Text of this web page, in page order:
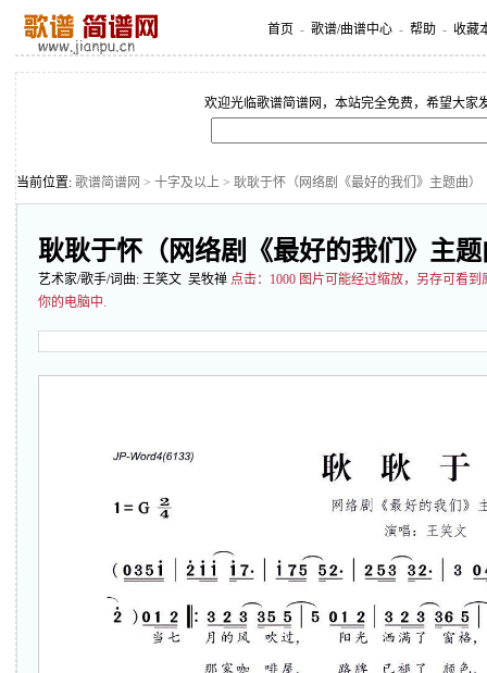
首页 - 歌谱/曲谱中心 - 帮助 - 收藏
欢迎光临歌谱简谱网，本站完全免费，希望大家
当前位置: 歌谱简谱网 > 十字及以上 > 耿耿于怀（网络剧《最好的我们》主题曲）
耿耿于怀（网络剧《最好的我们》主
艺术家/歌手/词曲: 王笑文 吴牧禅 点击： 1000 图片可能经过缩放，另存可看
你的电脑中.